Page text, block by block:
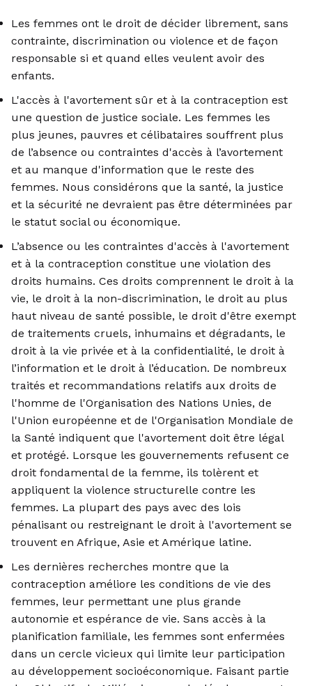
Les femmes ont le droit de décider librement, sans
contrainte, discrimination ou violence et de façon
responsable si et quand elles veulent avoir des
enfants.
L'accès à l'avortement sûr et à la contraception est
une question de justice sociale. Les femmes les
plus jeunes, pauvres et célibataires souffrent plus
de l’absence ou contraintes d'accès à l’avortement
et au manque d'information que le reste des
femmes. Nous considérons que la santé, la justice
et la sécurité ne devraient pas être déterminées par
le statut social ou économique.
L’absence ou les contraintes d'accès à l'avortement
et à la contraception constitue une violation des
droits humains. Ces droits comprennent le droit à la
vie, le droit à la non-discrimination, le droit au plus
haut niveau de santé possible, le droit d'être exempt
de traitements cruels, inhumains et dégradants, le
droit à la vie privée et à la confidentialité, le droit à
l’information et le droit à l’éducation. De nombreux
traités et recommandations relatifs aux droits de
l'homme de l'Organisation des Nations Unies, de
l'Union européenne et de l'Organisation Mondiale de
la Santé indiquent que l'avortement doit être légal
et protégé. Lorsque les gouvernements refusent ce
droit fondamental de la femme, ils tolèrent et
appliquent la violence structurelle contre les
femmes. La plupart des pays avec des lois
pénalisant ou restreignant le droit à l'avortement se
trouvent en Afrique, Asie et Amérique latine.
Les dernières recherches montre que la
contraception améliore les conditions de vie des
femmes, leur permettant une plus grande
autonomie et espérance de vie. Sans accès à la
planification familiale, les femmes sont enfermées
dans un cercle vicieux qui limite leur participation
au développement socioéconomique. Faisant partie